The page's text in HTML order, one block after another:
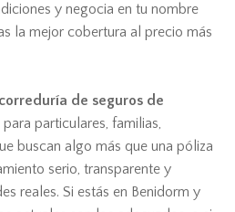
y negocia en tu nombre
la mejor cobertura al precio más
correduría de seguros de
para particulares, familias,
buscan algo más que una póliza
serio, transparente y
reales. Si estás en Benidorm y